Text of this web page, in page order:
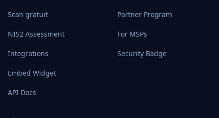
Scan gratuit
NIS2 Assessment
Integrations
Embed Widget
API Docs
Partner Program
For MSPs
Security Badge